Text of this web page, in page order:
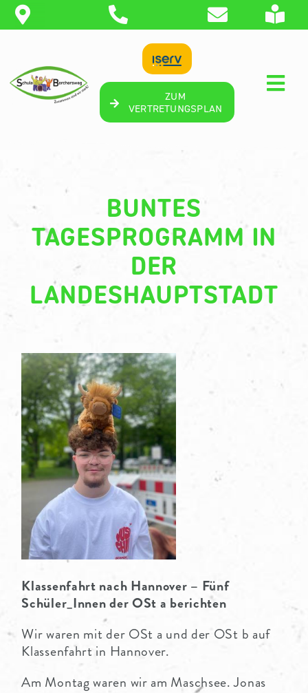
Zum
Inhalt
SCHÜLER
UNTERSTÜTZUNG
THERAPIE
ZUM
VERTRETUNGSPLAN
BUNTES
TAGESPROGRAMM IN
DER
LANDESHAUPTSTADT
Klassenfahrt nach Hannover – Fünf
Schüler_Innen der OSt a berichten
Wir waren mit der OSt a und der OSt b auf
Klassenfahrt in Hannover.
Am Montag waren wir am Maschsee. Jonas